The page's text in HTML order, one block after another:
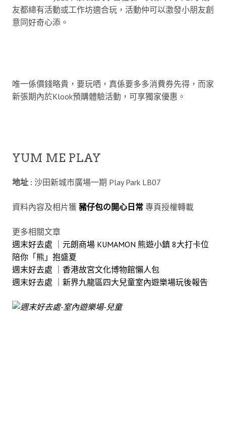
友都總有活動或工作坊適合玩，活動仲可以激發小朋友創
意同好奇心添。
唯一係價錢略貴，要玩哂，真係要多多消費券先得，而家
新張期內於Klook預購體驗活動，可享獨家優惠。
YUM ME PLAY
地址 : 沙田新城市廣場一期 Play Park LB07
資料內容及相片獲 豬仔包の開心日常 專頁授權轉載
更多相關文章
週末好去處 ｜元朗商場 KUMAMON 熊遊小鎮 8大打卡位
陪你「熊」抱盛夏
週末好去處 ｜香港故宮文化博物館懶人包
週末好去處 ｜新界九龍區四大兒童室內遊樂場玩後報告